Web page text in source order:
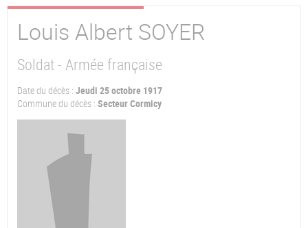
Louis Albert SOYER
Soldat - Armée française
Date du décès : Jeudi 25 octobre 1917
Commune du décès : Secteur Cormicy